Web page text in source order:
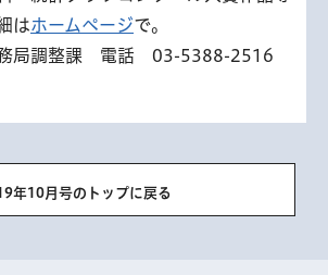
はホームページで。
局調整課 電話 03-5388-2516
年10月号のトップに戻る